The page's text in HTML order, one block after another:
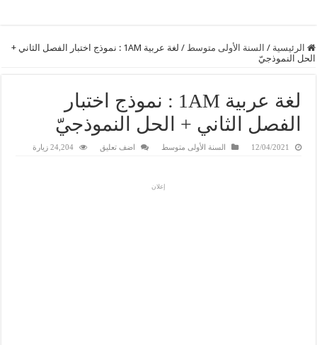
الرئيسية / السنة الأولى متوسط /
لغة عربية 1AM : نموذج اختبار الفصل الثاني +
الحل النموذجيّ
لغة عربية 1AM : نموذج اختبار
الفصل الثاني + الحل النموذجيّ
12/04/2021 السنة الأولى متوسط اضف تعليق 24,204 زيارة
إعلان